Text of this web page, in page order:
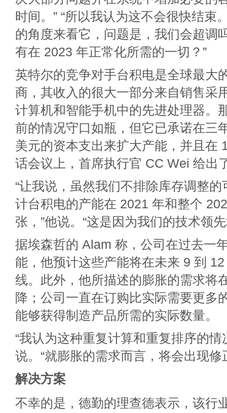
时间。” “所以我认为这不会很快结束
的角度来看它，问题是，我们会超调
有在 2023 年正常化所需的一切？”
英特尔的竞争对手台积电是全球最大
商，其收入的很大一部分来自销售采
计算机和智能手机中的先进处理器。
前的情况守口如瓶，但它已承诺在三
美元的资本支出来扩大产能，并且在
话会议上，首席执行官 CC Wei 给出
“让我说，虽然我们不排除库存调整
计台积电的产能在 2021 年和整个
张，”他说。“这是因为我们的技术领
据埃森哲的 Alam 称，公司在过去一
能，他预计这些产能将在未来 9 到
线。此外，他所描述的膨胀的需求将
降；公司一直在订购比实际需要更多
能够获得制造产品所需的实际数量。
“我认为这种重复计算和重复排序的情
说。“就膨胀的需求而言，将会出现修
解决方案
不幸的是，德勤的理查德表示，该行